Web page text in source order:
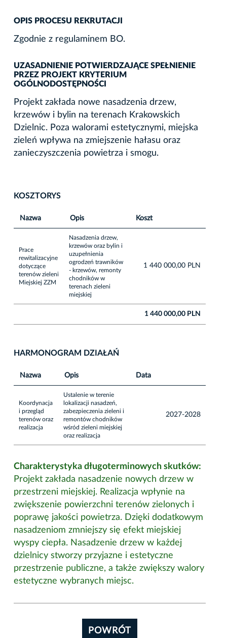
OPIS PROCESU REKRUTACJI
Zgodnie z regulaminem BO.
UZASADNIENIE POTWIERDZAJĄCE SPEŁNIENIE
PRZEZ PROJEKT KRYTERIUM
OGÓLNODOSTĘPNOŚCI
Projekt zakłada nowe nasadzenia drzew,
krzewów i bylin na terenach Krakowskich
Dzielnic. Poza walorami estetycznymi, miejska
zieleń wpływa na zmiejszenie hałasu oraz
zanieczyszczenia powietrza i smogu.
KOSZTORYS
Nazwa Opis Koszt
Prace
rewitalizacyjne
dotyczące
terenów zieleni
Miejskiej ZZM
Nasadzenia drzew,
krzewów oraz bylin i
uzupełnienia
ogrodzeń trawników
- krzewów, remonty
chodników w
terenach zieleni
miejskiej
1 440 000,00 PLN
1 440 000,00 PLN
HARMONOGRAM DZIAŁAŃ
Nazwa Opis Data
Koordynacja
i przegląd
terenów oraz
realizacja
Ustalenie w terenie
lokalizacji nasadzeń,
zabezpieczenia zieleni i
remontów chodników
wśród zieleni miejskiej
oraz realizacja
2027-2028
Charakterystyka długoterminowych skutków:
Projekt zakłada nasadzenie nowych drzew w
przestrzeni miejskiej. Realizacja wpłynie na
zwiększenie powierzchni terenów zielonych i
poprawę jakości powietrza. Dzięki dodatkowym
nasadzeniom zmniejszy się efekt miejskiej
wyspy ciepła. Nasadzenie drzew w każdej
dzielnicy stworzy przyjazne i estetyczne
przestrzenie publiczne, a także zwiększy walory
estetyczne wybranych miejsc.
POWRÓT